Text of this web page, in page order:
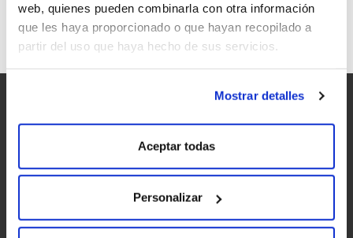
web, quienes pueden combinarla con otra información
que les haya proporcionado o que hayan recopilado a
partir del uso que haya hecho de sus servicios.
Mostrar detalles
Aceptar todas
Personalizar